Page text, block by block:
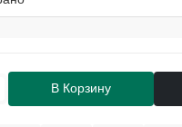
В Корзину